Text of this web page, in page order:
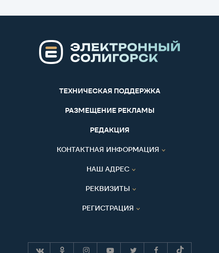
ТЕХНИЧЕСКАЯ ПОДДЕРЖКА
РАЗМЕЩЕНИЕ РЕКЛАМЫ
РЕДАКЦИЯ
КОНТАКТНАЯ ИНФОРМАЦИЯ
НАШ АДРЕС
РЕКВИЗИТЫ
РЕГИСТРАЦИЯ